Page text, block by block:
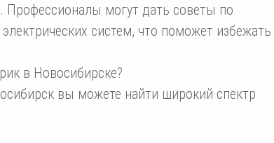
Профессионалы могут дать советы по
систем, что поможет избежать
в Новосибирске?
вы можете найти широкий спектр